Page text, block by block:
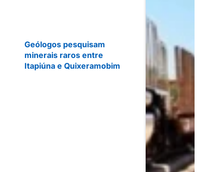
Geólogos pesquisam
minerais raros entre
Itapiúna e Quixeramobim